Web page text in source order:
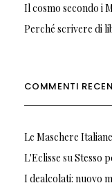
Il cosmo secondo i
Perché scrivere di
COMMENTI
Le Maschere
L'Eclisse suStesso
I dealcolati: nuovo